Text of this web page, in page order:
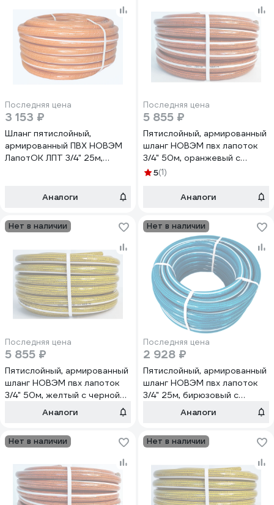
Последняя цена
3 153 ₽
Шланг пятислойный,
армированный ПВХ НОВЭМ
ЛапотОК ЛПТ 3/4" 25м,
Аналоги
Последняя цена
5 855 ₽
Пятислойный, армированный
шланг НОВЭМ пвх лапоток
3/4" 50м, оранжевый с
черной нитью ЛПТ 3/4" 50м,
5(1)
Аналоги
Нет в наличии
Последняя цена
5 855 ₽
Пятислойный, армированный
шланг НОВЭМ пвх лапоток
3/4" 50м, желтый с черной
нитью ЛПТ 3/4" 50м, желтый
Аналоги
Нет в наличии
Последняя цена
2 928 ₽
Пятислойный, армированный
шланг НОВЭМ пвх лапоток
3/4" 25м, бирюзовый с
черной нитью ЛПТ 3/4" 25м,
бирюзовый с черной нитью
Аналоги
Нет в наличии Нет в наличии